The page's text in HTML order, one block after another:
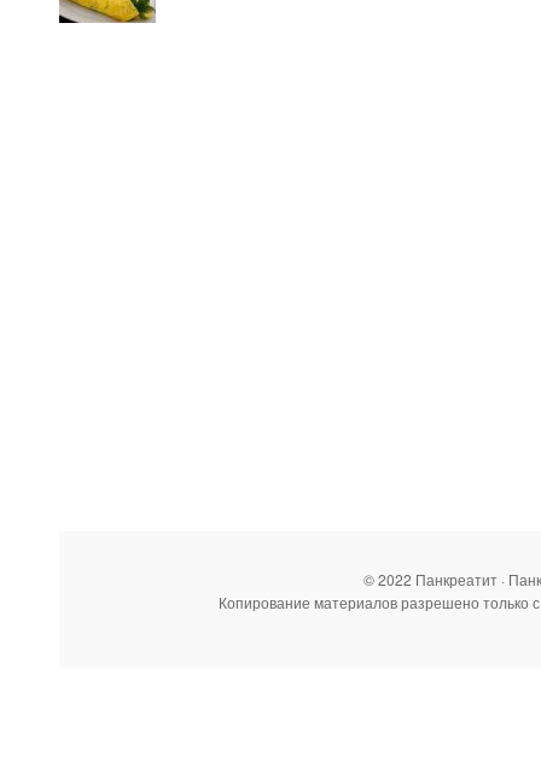
© 2022 Панкреатит ·
Копирование материалов разрешено только